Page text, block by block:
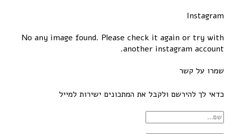
Instagram
No any image found. Please check it again or try with
another instagram account.
שמרו על קשר
כדאי לך להירשם ולקבל את המתכונים ישירות למייל